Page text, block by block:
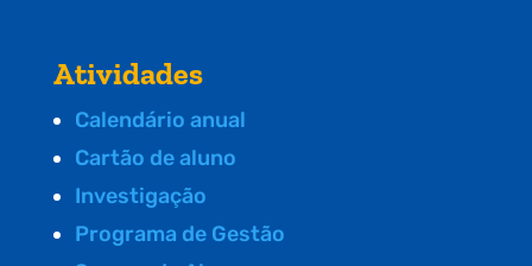
Atividades
Calendário anual
Cartão de aluno
Investigação
Programa de Gestão